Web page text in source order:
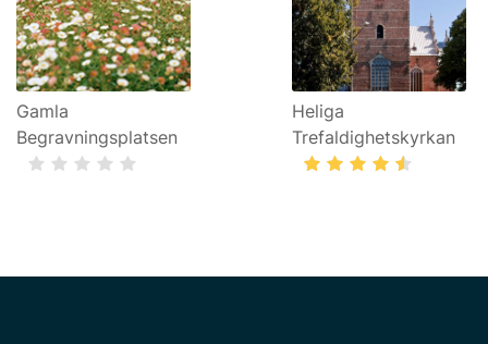
Gamla
Begravningsplatsen
Heliga
Trefaldighetskyrkan